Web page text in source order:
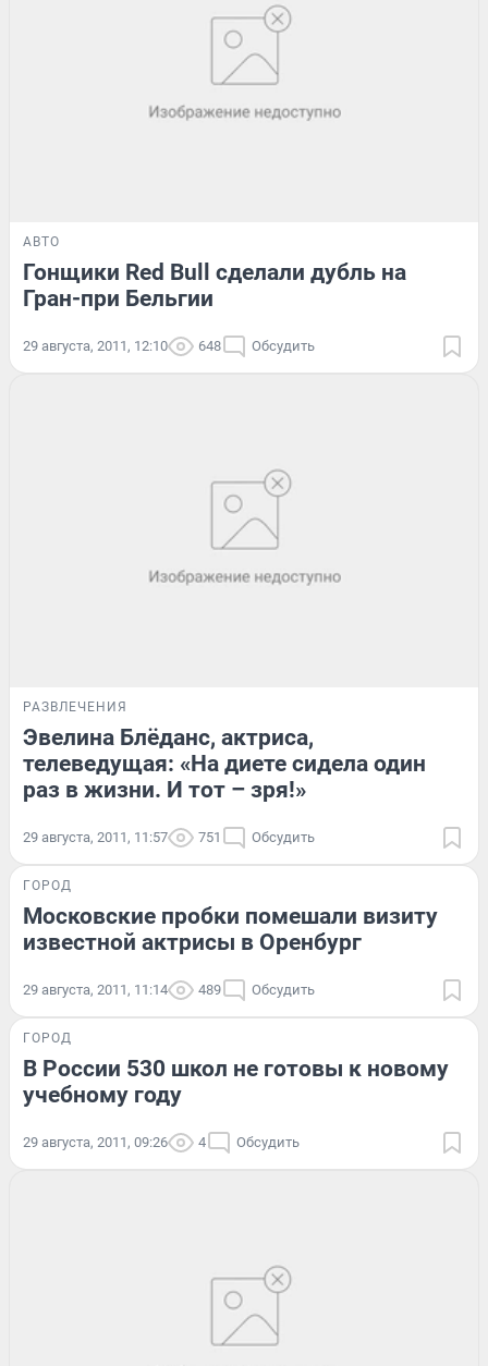
АВТО
Гонщики Red Bull сделали дубль на
Гран-при Бельгии
29 августа, 2011, 12:10 648 Обсудить
РАЗВЛЕЧЕНИЯ
Эвелина Блёданс, актриса,
телеведущая: «На диете сидела один
раз в жизни. И тот – зря!»
29 августа, 2011, 11:57 751 Обсудить
ГОРОД
Московские пробки помешали визиту
известной актрисы в Оренбург
29 августа, 2011, 11:14 489 Обсудить
ГОРОД
В России 530 школ не готовы к новому
учебному году
29 августа, 2011, 09:26 4 Обсудить